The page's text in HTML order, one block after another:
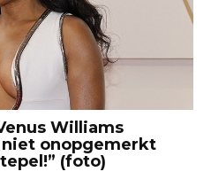
Williams
onopgemerkt
(foto)